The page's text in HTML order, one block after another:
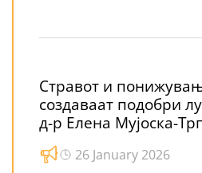
Стравот и
создаваат подобри
д-р Елена Мујоска-
26 January 2026